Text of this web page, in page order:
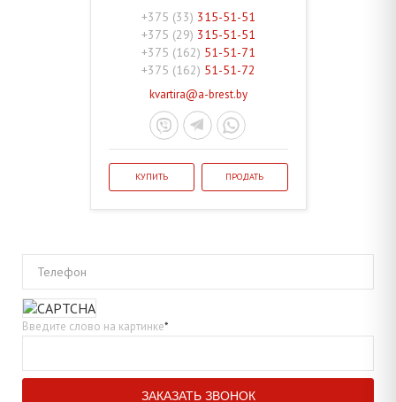
+375 (33) 315-51-51
+375 (29) 315-51-51
+375 (162) 51-51-71
+375 (162) 51-51-72
kvartira@a-brest.by
КУПИТЬ ПРОДАТЬ
Телефон
Введите слово на картинке*